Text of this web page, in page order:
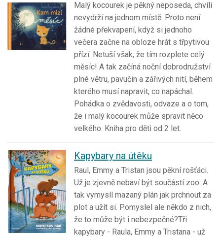
Malý kocourek je pěkný neposeda, chvíli
nevydrží na jednom místě. Proto není
žádné překvapení, když si jednoho
večera začne na obloze hrát s třpytivou
přízí. Netuší však, že tím rozplete celý
měsíc! A tak začíná noční dobrodružství
plné větru, pavučin a zářivých nití, během
kterého musí napravit, co napáchal.
Pohádka o zvědavosti, odvaze a o tom,
že i malý kocourek může spravit něco
velkého. Kniha pro děti od 2 let.
Kapybary na útěku
Raul, Emmy a Tristan jsou pěkní rošťáci.
Už je zjevně nebaví být součástí zoo. A
tak vymyslí mazaný plán jak prchnout za
plot a užít si. Pomyslel ale někdo z nich,
že to může být i nebezpečné?Tři
kapybary - Raula, Emmy a Tristana - už